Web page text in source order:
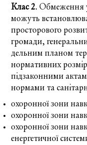
Клас 2. Обмеження
можуть
просторового
громади,
дельним планом
нормативних
підзаконними
нормами та
охоронної зони
охоронної зони
охоронної зони
енергетичної